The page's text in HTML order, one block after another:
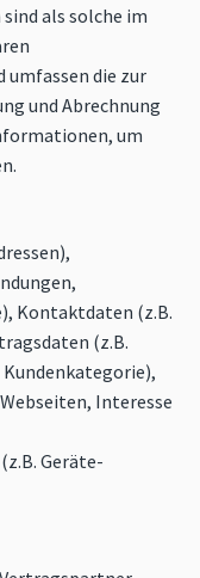
als solche im
umfassen die zur
und Abrechnung
um
Kontaktdaten (z.B.
(z.B.
Interesse
Geräte-